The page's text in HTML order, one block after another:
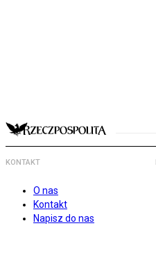
KONTAKT
O nas
Kontakt
Napisz do nas